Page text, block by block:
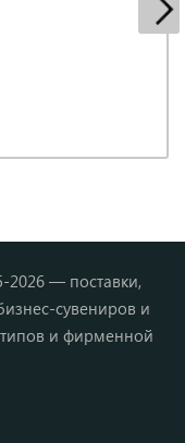
2026 — поставки,
сувениров и
и фирменной